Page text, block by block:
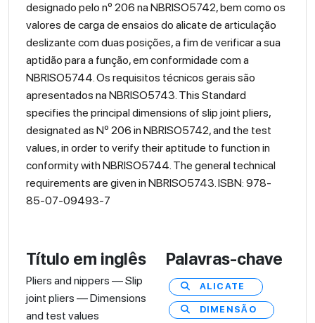
designado pelo nº 206 na NBRISO5742, bem como os
valores de carga de ensaios do alicate de articulação
deslizante com duas posições, a fim de verificar a sua
aptidão para a função, em conformidade com a
NBRISO5744. Os requisitos técnicos gerais são
apresentados na NBRISO5743. This Standard
specifies the principal dimensions of slip joint pliers,
designated as Nº 206 in NBRISO5742, and the test
values, in order to verify their aptitude to function in
conformity with NBRISO5744. The general technical
requirements are given in NBRISO5743. ISBN: 978-
85-07-09493-7
Título em inglês
Pliers and nippers — Slip
joint pliers — Dimensions
and test values
Palavras-chave
ALICATE
DIMENSÃO